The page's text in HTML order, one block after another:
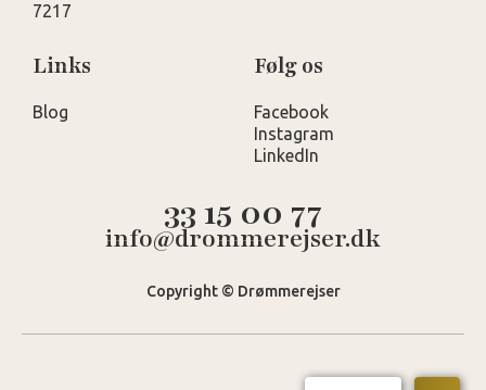
7217
Links
Blog
Følg os
Facebook
Instagram
LinkedIn
33 15 00 77
info@drommerejser.dk
Copyright © Drømmerejser